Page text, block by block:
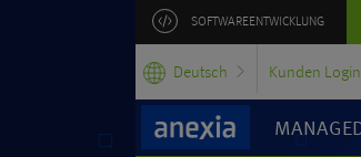
SOFTWAREENTWICKLUNG
Deutsch Kunden Login